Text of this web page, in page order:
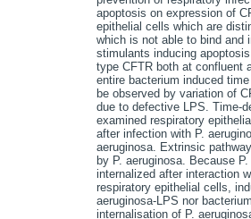
apoptosis on expression of
epithelial cells which are
which is not able to bind and
stimulants inducing
type CFTR both at confluent
entire bacterium induced
be observed by variation of
due to defective LPS. Time-
examined respiratory
after infection with P.
aeruginosa. Extrinsic
by P. aeruginosa. Because
internalized after interaction
respiratory epithelial cells,
aeruginosa-LPS nor
internalisation of P.